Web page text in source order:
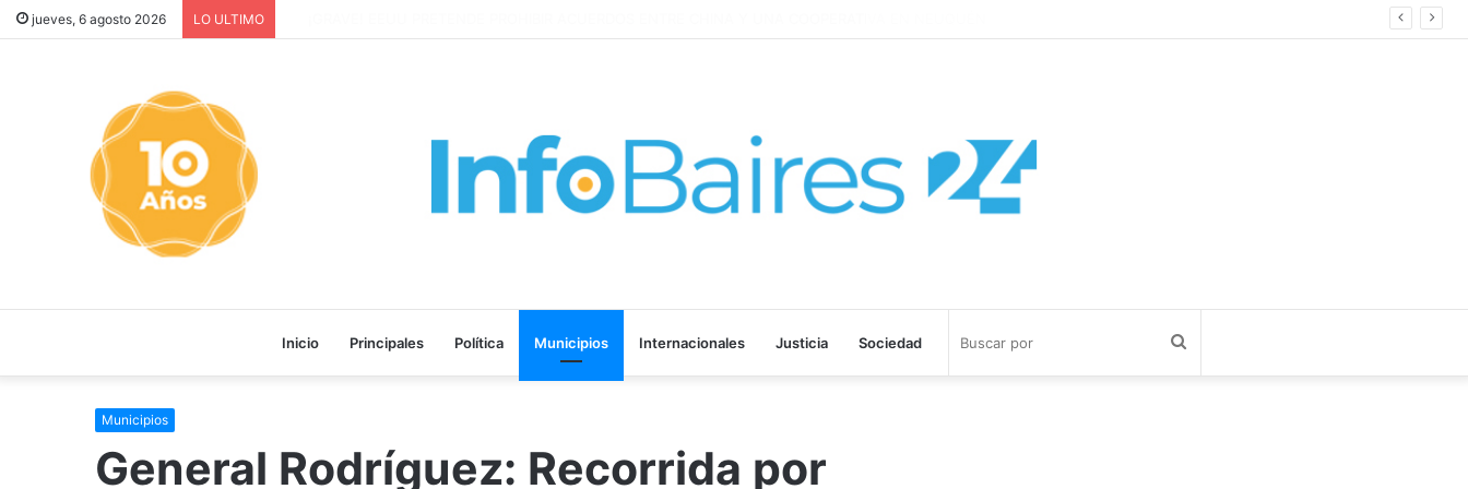
jueves, 6 agosto 2026 LO ULTIMO
Inicio Principales Política Municipios Internacionales Justicia Sociedad
Municipios
General Rodríguez: Recorrida por